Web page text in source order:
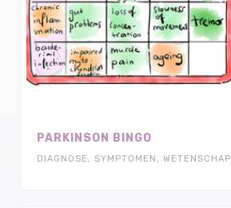
PARKINSON BINGO
DIAGNOSE , SYMPTOMEN , WETENSCHAP